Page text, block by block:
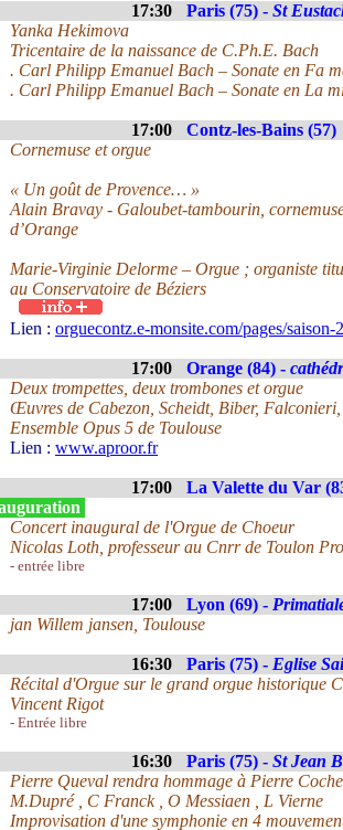
17:30 Paris (75) - St
Yanka Hekimova
Tricentaire de la naissance de C.Ph.E. Bach
. Carl Philipp Emanuel Bach – Sonate en Fa
. Carl Philipp Emanuel Bach – Sonate en La
17:00 Contz-les-Bains (57)
Cornemuse et orgue
« Un goût de Provence… »
Alain Bravay - Galoubet-tambourin,
d’Orange
Marie-Virginie Delorme – Orgue ; organiste
au Conservatoire de Béziers
Lien : orguecontz.e-monsite.com/pages/
17:00 Orange (84) -
Deux trompettes, deux trombones et orgue
Œuvres de Cabezon, Scheidt, Biber,
Ensemble Opus 5 de Toulouse
Lien : www.aproor.fr
17:00 La Valette du Var
Concert inaugural de l'Orgue de Choeur
Nicolas Loth, professeur au Cnrr de Toulon
- entrée libre
17:00 Lyon (69) -
jan Willem jansen, Toulouse
16:30 Paris (75) - Eglise
Récital d'Orgue sur le grand orgue historique
Vincent Rigot
- Entrée libre
16:30 Paris (75) - St Jean
Pierre Queval rendra hommage à Pierre
M.Dupré , C Franck , O Messiaen , L Vierne
Improvisation d'une symphonie en 4